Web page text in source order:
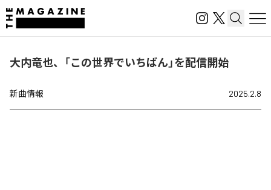
大内竜也、「この世界でいちばん」を配信開始
新曲情報 2025.2.8